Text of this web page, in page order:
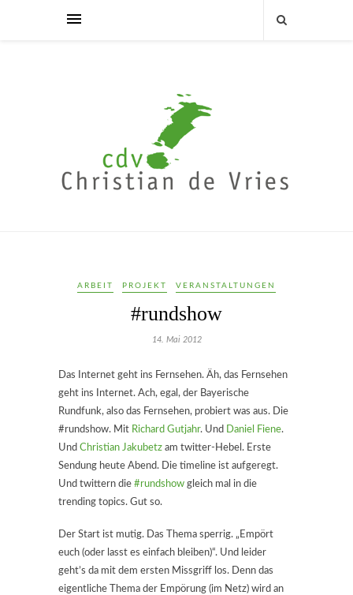
ARBEIT PROJEKT VERANSTALTUNGEN
#rundshow
14. Mai 2012
Das Internet geht ins Fernsehen. Äh, das Fernsehen
geht ins Internet. Ach, egal, der Bayerische
Rundfunk, also das Fernsehen, probiert was aus. Die
#rundshow. Mit Richard Gutjahr. Und Daniel Fiene.
Und Christian Jakubetz am twitter-Hebel. Erste
Sendung heute Abend. Die timeline ist aufgeregt.
Und twittern die #rundshow gleich mal in die
trending topics. Gut so.
Der Start ist mutig. Das Thema sperrig. „Empört
euch (oder lasst es einfach bleiben)“. Und leider
geht’s da mit dem ersten Missgriff los. Denn das
eigentliche Thema der Empörung (im Netz) wird an